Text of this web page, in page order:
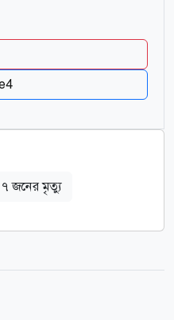
৭ জনের মৃত্যু